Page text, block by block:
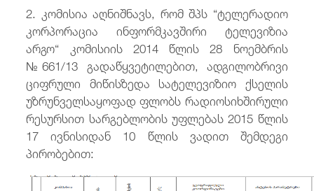
2. კომისია აღნიშნავს, რომ შპს “ტელერადიო
კორპორაცია ინფორმკავშირი ტელევიზია
არგო“ კომისიის 2014 წლის 28 ნოემბრის
№661/13 გადაწყვეტილებით, ადგილობრივი
ციფრული მიწისზედა სატელევიზიო ქსელის
უზრუნველსაყოფად ფლობს რადიოსიხშირული
რესურსით სარგებლობის უფლებას 2015 წლის
17 ივნისიდან 10 წლის ვადით შემდეგი
პირობებით: